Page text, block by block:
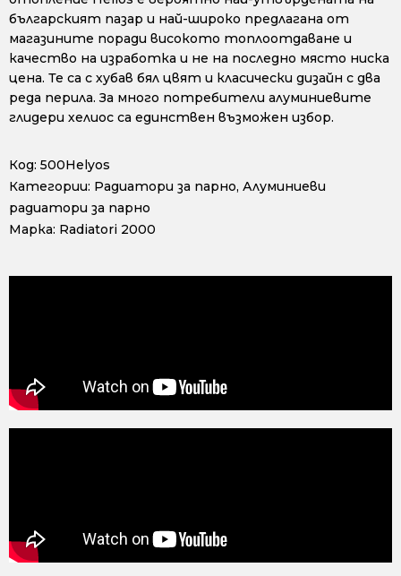
българският пазар и най-широко предлагана от
магазините поради високото топлоотдаване и
качество на изработка и не на последно място ниска
цена. Те са с хубав бял цвят и класически дизайн с два
реда перила. За много потребители алуминиевите
глидери хелиос са единствен възможен избор.
Код: 500Helyos
Категории: Радиатори за парно, Алуминиеви
радиатори за парно
Марка: Radiatori 2000